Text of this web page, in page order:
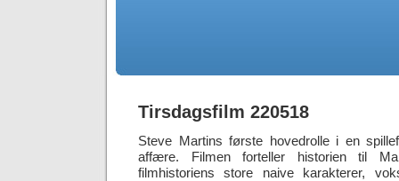
Tirsdagsfilm 220518
Steve Martins første hovedrolle i en
affære. Filmen forteller historien til
filmhistoriens store naive karakterer,